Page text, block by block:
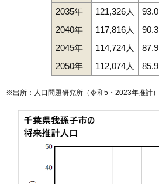
2035年
121,326人
93.0
2040年
117,816人
90.3
2045年
114,724人
87.9
2050年
112,074人 85.9
※出所：人口問題研究所（令和5・2023年推計）